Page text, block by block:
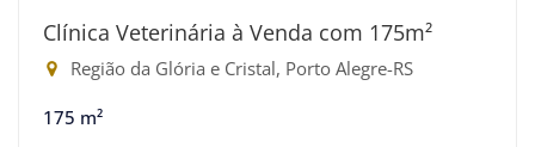
Clínica Veterinária à Venda com 175m²
Região da Glória e Cristal, Porto Alegre-RS
175 m²